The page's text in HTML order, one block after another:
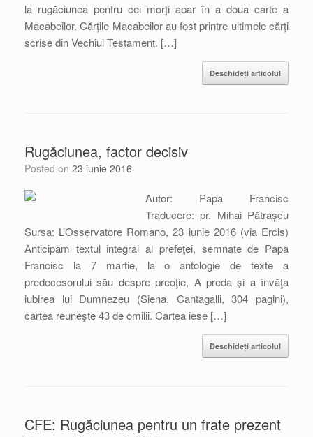
la rugăciunea pentru cei morți apar în a doua carte a
Macabeilor. Cărțile Macabeilor au fost printre ultimele cărți
scrise din Vechiul Testament. […]
Deschideți articolul
Rugăciunea, factor decisiv
Posted on 23 iunie 2016
Autor: Papa Francisc
Traducere: pr. Mihai Pătrașcu
Sursa: L’Osservatore Romano, 23 iunie 2016 (via Ercis)
Anticipăm textul integral al prefeţei, semnate de Papa
Francisc la 7 martie, la o antologie de texte a
predecesorului său despre preoţie, A preda şi a învăţa
iubirea lui Dumnezeu (Siena, Cantagalli, 304 pagini),
cartea reuneşte 43 de omilii. Cartea iese […]
Deschideți articolul
CFE: Rugăciunea pentru un frate prezent